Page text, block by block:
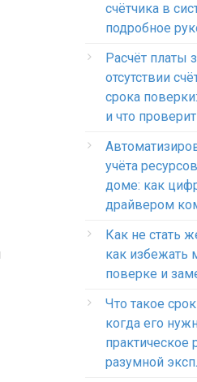
счётчика в
подробное
Расчёт платы
отсутствии
срока
и что
учёта
доме: как
драйвером
Как не стать
как избежать
поверке и
Что такое
когда его
практическое
разумной